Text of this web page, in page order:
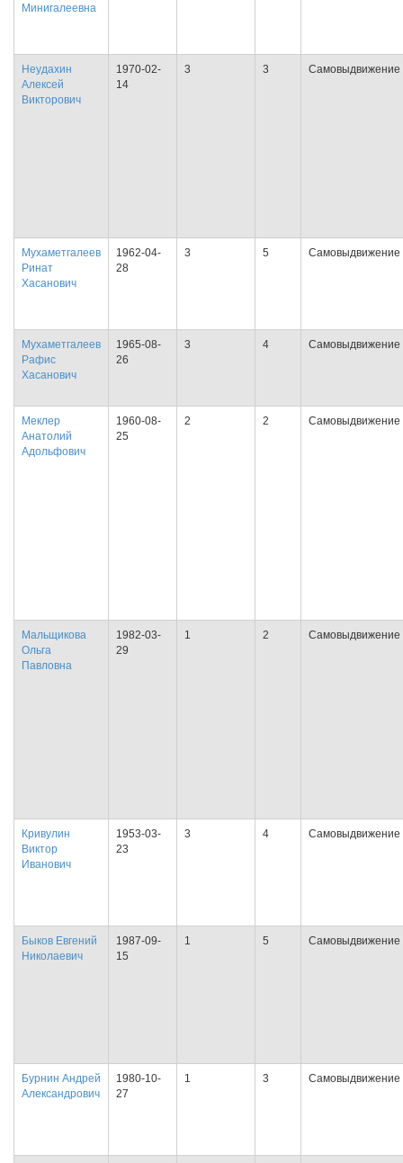
Минигалеевна
Неудахин
Алексей
Викторович
1970-02-
14
3 3 Самовыдвижение
Мухаметгалеев
Ринат
Хасанович
1962-04-
28
3 5 Самовыдвижение
Мухаметгалеев
Рафис
Хасанович
1965-08-
26
3 4 Самовыдвижение
Меклер
Анатолий
Адольфович
1960-08-
25
2 2 Самовыдвижение
Мальщикова
Ольга
Павловна
1982-03-
29
1 2 Самовыдвижение
Кривулин
Виктор
Иванович
1953-03-
23
3 4 Самовыдвижение
Быков Евгений
Николаевич
1987-09-
15
1 5 Самовыдвижение
Бурнин Андрей
Александрович
1980-10-
27
1 3 Самовыдвижение